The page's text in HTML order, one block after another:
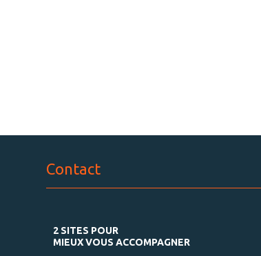
Contact
2 SITES POUR
MIEUX VOUS ACCOMPAGNER